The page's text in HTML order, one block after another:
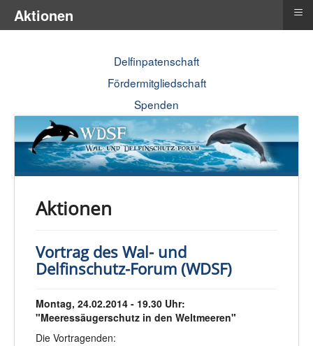
Delfinpatenschaft
Fördermitgliedschaft
Spenden
Aktionen
Vortrag des Wal- und
Delfinschutz-Forum (WDSF)
Montag, 24.02.2014 - 19.30 Uhr:
"Meeressäugerschutz in den Weltmeeren"
Die Vortragenden:
Aktionen ≡